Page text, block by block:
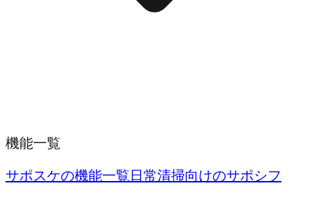
機能一覧
サポスケの機能一覧 日常清掃向けのサポシフ